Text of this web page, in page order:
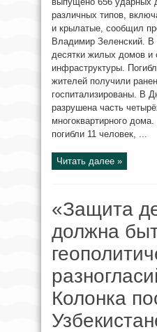
различных типов,
и крылатые, сообщил
Владимир Зеленский.
десятки жилых домов и
инфраструктуры.
жителей получили
госпитализированы. В
разрушена часть
многоквартирного
погибли 11 человек, ...
Читать далее »
«Защита
должна
Колонка